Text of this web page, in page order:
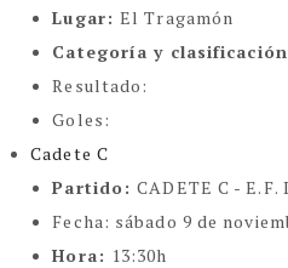
Lugar:El Tragamón
Categoría y clasificación
Resultado:
Goles:
Cadete C
Partido:CADETE C - E.F.
Fecha: sábado 9 de
Hora: 13:30h